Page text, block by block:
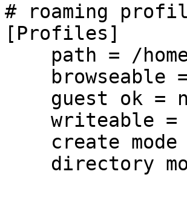
# roaming
[Profiles]
path = /
browseable =
guest ok =
writeable =
create mode
directory